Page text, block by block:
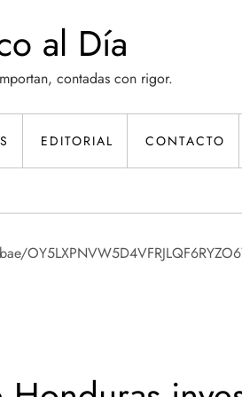
al Día
contadas con rigor.
EDITORIAL CONTACTO